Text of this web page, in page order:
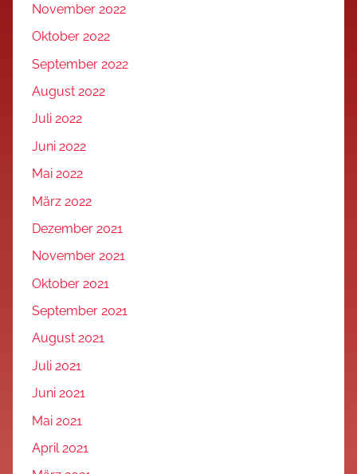
November 2022
Oktober 2022
September 2022
August 2022
Juli 2022
Juni 2022
Mai 2022
März 2022
Dezember 2021
November 2021
Oktober 2021
September 2021
August 2021
Juli 2021
Juni 2021
Mai 2021
April 2021